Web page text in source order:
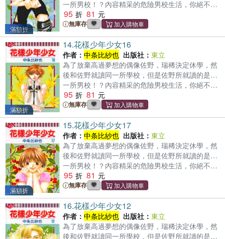
滿額折
一所男校！？內容精采的危險男校生活，你絕不可
錯過！
95 81
無庫存
滿額折
14.花樣少年少女16
作者： 中条比紗也 出版社： 東立
為了放棄高過夢想的偶像佐野，瑞稀決定休學，然
後和佐野就讀同一所學校，但是佐野所就讀的是…
一所男校！？內容精采的危險男校生活，你絕不可
錯過！
95 81
無庫存
滿額折
15.花樣少年少女17
作者： 中条比紗也 出版社： 東立
為了放棄高過夢想的偶像佐野，瑞稀決定休學，然
後和佐野就讀同一所學校，但是佐野所就讀的是…
一所男校！？內容精采的危險男校生活，你絕不可
錯過！
95 81
無庫存
16.花樣少年少女12
作者： 中条比紗也 出版社： 東立
為了放棄高過夢想的偶像佐野，瑞稀決定休學，然
後和佐野就讀同一所學校，但是佐野所就讀的是…